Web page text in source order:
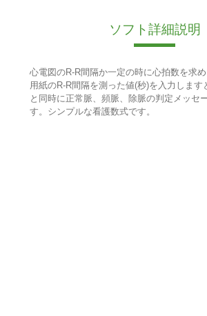
ソフト詳細説明
心電図のR-R間隔か一定の時に心拍数を求
用紙のR-R間隔を測った値(秒)を入力します
と同時に正常脈、頻脈、除脈の判定メッセ
す。シンプルな看護数式です。